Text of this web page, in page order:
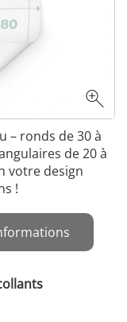
– ronds de 30 à
de 20 à
votre design
!